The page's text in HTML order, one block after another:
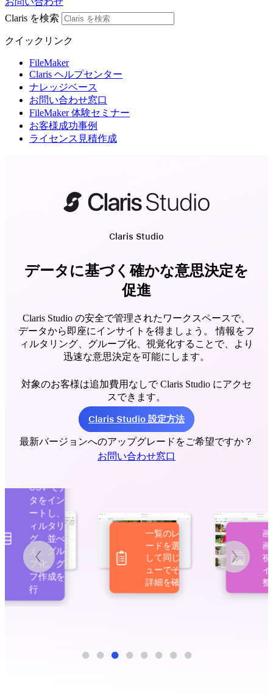
Claris を検索
クイックリンク
FileMaker
Claris ヘルプセンター
ナレッジベース
お問い合わせ窓口
FileMaker 体験セミナー
お客様成功事例
ライセンス見積作成
Claris Studio
データに基づく確かな意思決定を
促進
Claris Studio の安全で管理されたワークスペースで、
データから即座にインサイトを得ましょう。 情報をフ
ィルタリング、グループ化、視覚化することで、より
迅速な意思決定を可能にします。
対象のお客様は追加費用なしで Claris Studio にアクセ
スできます。
Claris Studio 設定方法
最新バージョンへのアップグレードをご希望ですか？
お問い合わせ窓口
CSV でデー
タをインポ
ートし、フ
ィルタリン
グ、並べ替
え、グルー
プ化、グラ
フ作成を実
行
一覧のレコ
ードを選択
して同じビ
ューでその
詳細を確認
画
画
視
イ
整理